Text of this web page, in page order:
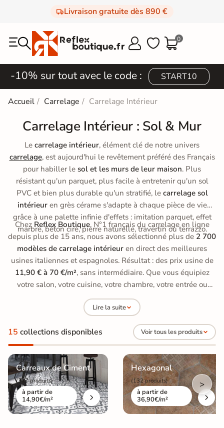
Livraison gratuite dès 890 €
  0
-10% sur tout avec le code : START10
Accueil Carrelage Carrelage Intérieur
Carrelage Intérieur : Sol & Mur
Le carrelage intérieur, élément clé de notre univers
carrelage, est aujourd'hui le revêtement préféré des Français
pour habiller le sol et les murs de leur maison. Plus
résistant qu'un parquet, plus facile à entretenir qu'un sol
PVC et bien plus durable qu'un stratifié, le carrelage sol
intérieuren grès cérame s'adapte à chaque pièce de vie
grâce à une palette infinie d'effets : imitation parquet, effet
marbre, béton ciré, pierre naturelle, travertin ou terrazzo.
Chez Reflex Boutique, N°1 français du carrelage en ligne
depuis plus de 15 ans, nous avons sélectionné plus de 2 700
modèles de carrelage intérieur en direct des meilleures
usines italiennes et espagnoles. Résultat : des prix usine de
11,90 € à 70 €/m², sans intermédiaire. Que vous équipiez
votre salon, votre cuisine, votre chambre, votre entrée ou
votre couloir, notre équipe vous accompagne dans le choix
du bon matériau, du bon format et de la bonne finition.
Lire la suite
15 collections disponibles Voir tous les produits
Carreaux de Ciment
(317 produits)
à partir de
14,90€/m²
Hexagonal
(132 produits)
à partir de
36,90€/m²
>